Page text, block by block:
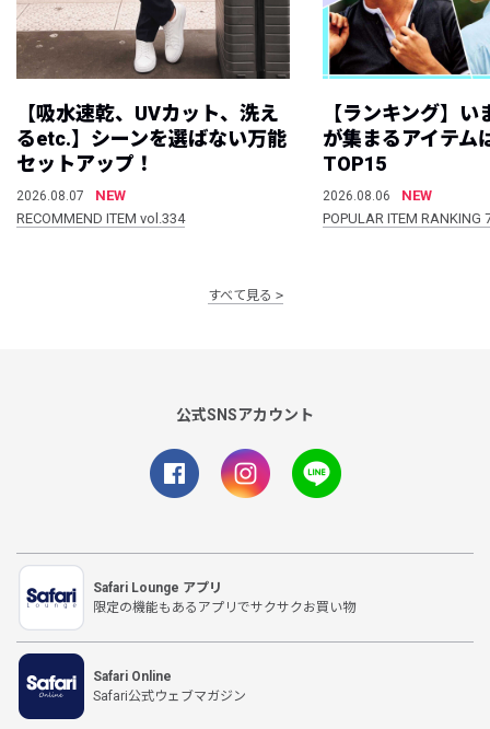
【吸水速乾、UVカット、洗え
るetc.】シーンを選ばない万能
セットアップ！
2026.08.07
NEW
RECOMMEND ITEM vol.334
【ランキング】
が集まるアイテム
TOP15
2026.08.06
NEW
POPULAR ITEM
すべて見る
公式SNSアカウント
Safari Lounge アプリ
限定の機能もあるアプリでサクサクお買い物
Safari Online
Safari公式ウェブマガジン